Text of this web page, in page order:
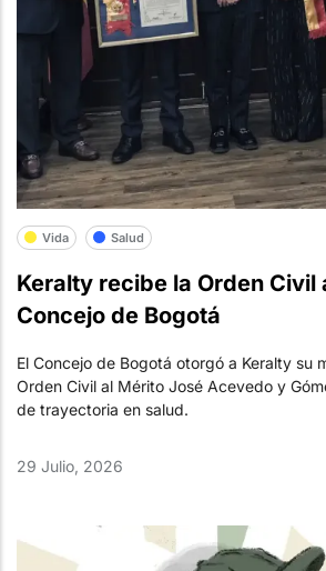
Vida Salud
Keralty recibe la Orden Civil
Concejo de Bogotá
El Concejo de Bogotá otorgó a Keralty su
Orden Civil al Mérito José Acevedo y
de trayectoria en salud.
29 Julio, 2026